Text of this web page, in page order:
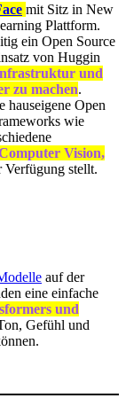
mit Sitz in New
Plattform.
ein Open Source
von Huggin
und
zu machen.
hauseigene Open
wie
Vision,
Verfügung stellt.
auf der
eine einfache
und
Gefühl und